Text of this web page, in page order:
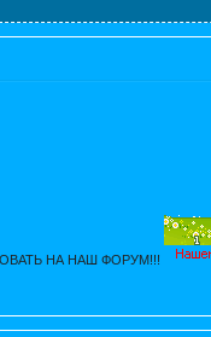
НА НАШ ФОРУМ!!!